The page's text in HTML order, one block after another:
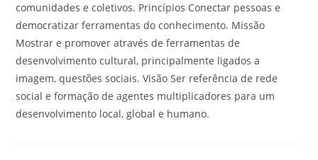
comunidades e coletivos. Princípios Conectar pessoas e
democratizar ferramentas do conhecimento. Missão
Mostrar e promover através de ferramentas de
desenvolvimento cultural, principalmente ligados a
imagem, questões sociais. Visão Ser referência de rede
social e formação de agentes multiplicadores para um
desenvolvimento local, global e humano.